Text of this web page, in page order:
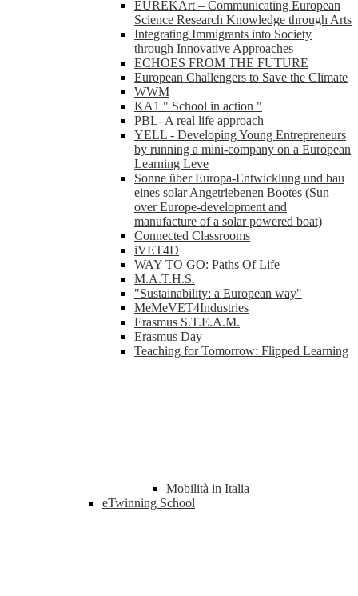
EUREKArt – Communicating European
Science Research Knowledge through Arts
Integrating Immigrants into Society
through Innovative Approaches
ECHOES FROM THE FUTURE
European Challengers to Save the Climate
WWM
KA1 " School in action "
PBL- A real life approach
YELL - Developing Young Entrepreneurs
by running a mini-company on a European
Learning Leve
Sonne über Europa-Entwicklung und bau
eines solar Angetriebenen Bootes (Sun
over Europe-development and
manufacture of a solar powered boat)
Connected Classrooms
iVET4D
WAY TO GO: Paths Of Life
M.A.T.H.S.
"Sustainability: a European way"
MeMeVET4Industries
Erasmus S.T.E.A.M.
Erasmus Day
Teaching for Tomorrow: Flipped Learning
Mobilità in Italia
eTwinning School